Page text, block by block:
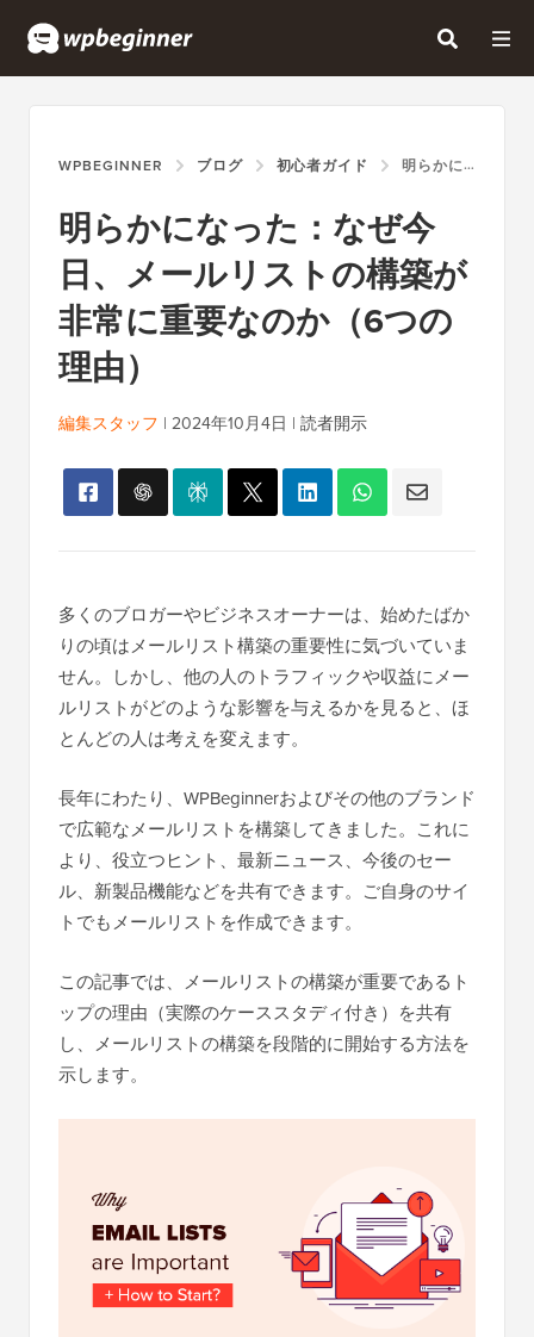
WPBEGINNER ブログ 初心者ガイド 明らかになった：なぜ今日、メールリストの構築が非常に重要なのか（6つの理由）
明らかになった：なぜ今
日、メールリストの構築が
非常に重要なのか（6つの
理由）
編集スタッフ | 2024年10月4日 | 読者開示
多くのブロガーやビジネスオーナーは、始めたばか
りの頃はメールリスト構築の重要性に気づいていま
せん。しかし、他の人のトラフィックや収益にメー
ルリストがどのような影響を与えるかを見ると、ほ
とんどの人は考えを変えます。
長年にわたり、WPBeginnerおよびその他のブランド
で広範なメールリストを構築してきました。これに
より、役立つヒント、最新ニュース、今後のセー
ル、新製品機能などを共有できます。ご自身のサイ
トでもメールリストを作成できます。
この記事では、メールリストの構築が重要であるト
ップの理由（実際のケーススタディ付き）を共有
し、メールリストの構築を段階的に開始する方法を
示します。